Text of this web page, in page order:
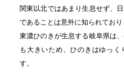
関東以北ではあまり生息せず、
であることは意外に知られており
東濃ひのきが生息する岐阜県は
も大きいため、ひのきはゆっく
す。